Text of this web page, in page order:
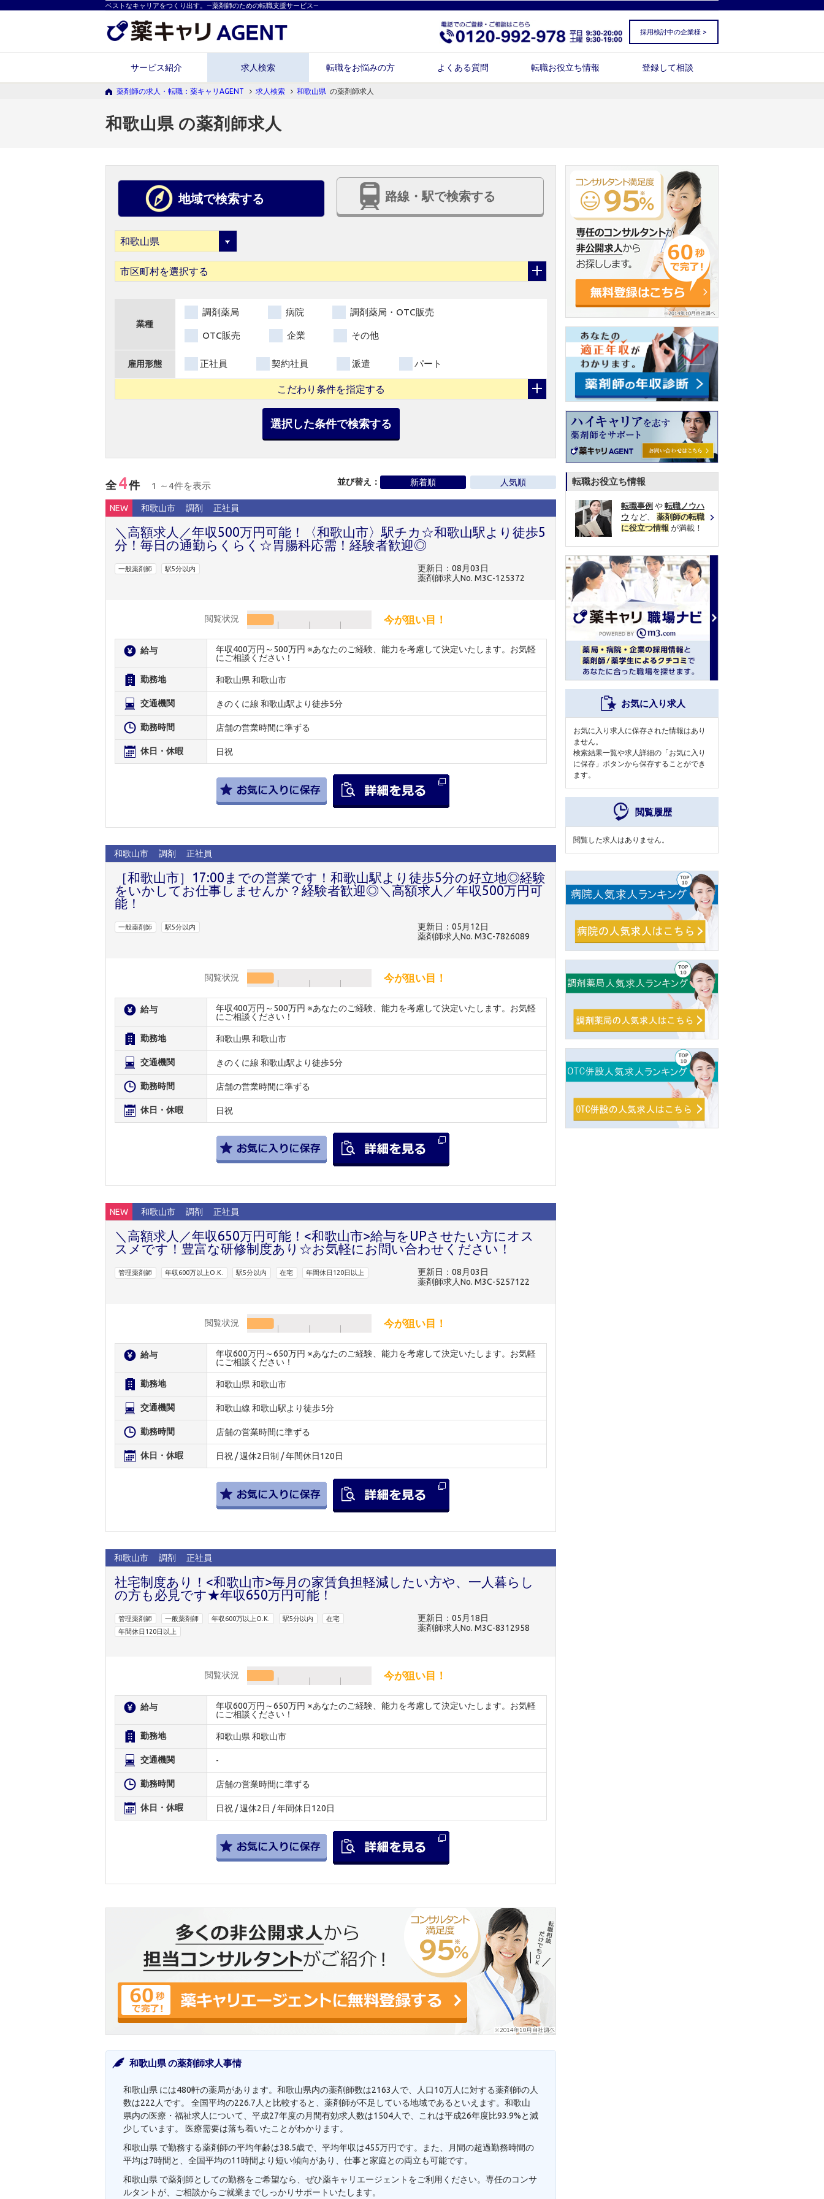
ベストなキャリアをつくり出す。―薬剤師のための転職支援サービス―
採用検討中の企業様 >
サービス紹介 求人検索 転職をお悩みの方 よくある質問 転職お役立ち情報 登録して相談
薬剤師の求人・転職：薬キャリAGENT 求人検索 和歌山県 の薬剤師求人
和歌山県 の薬剤師求人
地域で検索する 路線・駅で検索する
市区町村を選択する
業種
調剤薬局 病院 調剤薬局・OTC販売
OTC販売 企業 その他
雇用形態 正社員 契約社員 派遣 パート
こだわり条件を指定する
選択した条件で検索する
全 4件 1 ～4件を表示 並び替え： 新着順 人気順
NEW 和歌山市 調剤 正社員
＼高額求人／年収500万円可能！〈和歌山市〉駅チカ☆和歌山駅より徒歩5
分！毎日の通勤らくらく☆胃腸科応需！経験者歓迎◎
一般薬剤師 駅5分以内
更新日：08月03日
薬剤師求人No. M3C-125372
閲覧状況 今が狙い目！
給与
年収400万円～500万円 ※あなたのご経験、能力を考慮して決定いたします。お気軽
にご相談ください！
勤務地 和歌山県 和歌山市
交通機関 きのくに線 和歌山駅より徒歩5分
勤務時間 店舗の営業時間に準ずる
休日・休暇 日祝
和歌山市 調剤 正社員
［和歌山市］17:00までの営業です！和歌山駅より徒歩5分の好立地◎経験
をいかしてお仕事しませんか？経験者歓迎◎＼高額求人／年収500万円可
能！
一般薬剤師 駅5分以内
更新日：05月12日
薬剤師求人No. M3C-7826089
閲覧状況 今が狙い目！
給与
年収400万円～500万円 ※あなたのご経験、能力を考慮して決定いたします。お気軽
にご相談ください！
勤務地 和歌山県 和歌山市
交通機関 きのくに線 和歌山駅より徒歩5分
勤務時間 店舗の営業時間に準ずる
休日・休暇 日祝
NEW 和歌山市 調剤 正社員
＼高額求人／年収650万円可能！<和歌山市>給与をUPさせたい方にオス
スメです！豊富な研修制度あり☆お気軽にお問い合わせください！
管理薬剤師 年収600万以上O.K. 駅5分以内 在宅 年間休日120日以上
更新日：08月03日
薬剤師求人No. M3C-5257122
閲覧状況 今が狙い目！
給与
年収600万円～650万円 ※あなたのご経験、能力を考慮して決定いたします。お気軽
にご相談ください！
勤務地 和歌山県 和歌山市
交通機関 和歌山線 和歌山駅より徒歩5分
勤務時間 店舗の営業時間に準ずる
休日・休暇 日祝 / 週休2日制 / 年間休日120日
和歌山市 調剤 正社員
社宅制度あり！<和歌山市>毎月の家賃負担軽減したい方や、一人暮らし
の方も必見です★年収650万円可能！
管理薬剤師 一般薬剤師 年収600万以上O.K. 駅5分以内
在宅
年間休日120日以上
更新日：05月18日
薬剤師求人No. M3C-8312958
閲覧状況 今が狙い目！
給与
年収600万円～650万円 ※あなたのご経験、能力を考慮して決定いたします。お気軽
にご相談ください！
勤務地 和歌山県 和歌山市
交通機関 -
勤務時間 店舗の営業時間に準ずる
休日・休暇 日祝 / 週休2日 / 年間休日120日
和歌山県 の薬剤師求人事情
和歌山県 には480軒の薬局があります。和歌山県内の薬剤師数は2163人で、人口10万人に対する薬剤師の人
数は222人です。 全国平均の226.7人と比較すると、薬剤師が不足している地域であるといえます。和歌山
県内の医療・福祉求人について、平成27年度の月間有効求人数は1504人で、これは平成26年度比93.9%と減
少しています。 医療需要は落ち着いたことがわかります。
和歌山県 で勤務する薬剤師の平均年齢は38.5歳で、平均年収は455万円です。また、月間の超過勤務時間の
平均は7時間と、全国平均の11時間より短い傾向があり、仕事と家庭との両立も可能です。
和歌山県 で薬剤師としての勤務をご希望なら、ぜひ薬キャリエージェントをご利用ください。専任のコンサ
ルタントが、ご相談からご就業までしっかりサポートいたします。
転職お役立ち情報
転職事例 や 転職ノウハ
ウ など、 薬剤師の転職
に役立つ情報 が満載！
お気に入り求人
お気に入り求人に保存された情報はあり
ません。
検索結果一覧や求人詳細の「お気に入り
に保存」ボタンから保存することができ
ます。
閲覧履歴
閲覧した求人はありません。